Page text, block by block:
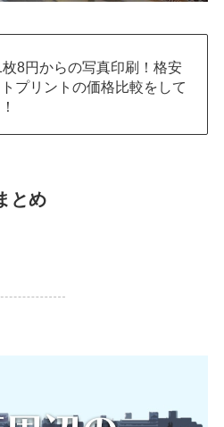
枚8円からの写真印刷！格安
プリントの価格比較をして
とめ